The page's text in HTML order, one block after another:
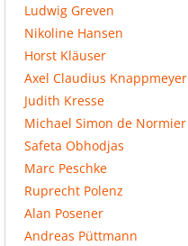
Ludwig Greven
Nikoline Hansen
Horst Kläuser
Axel Claudius Knappmeyer
Judith Kresse
Michael Simon de Normier
Safeta Obhodjas
Marc Peschke
Ruprecht Polenz
Alan Posener
Andreas Püttmann